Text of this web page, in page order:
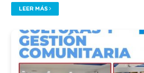
LEER MÁS